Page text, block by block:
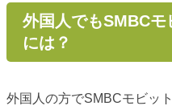
外国人でもSMBC
には？
外国人の方でSMBCモビッ